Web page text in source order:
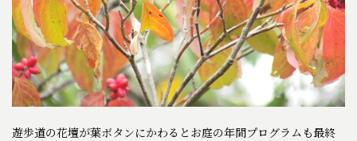
遊歩道の花壇が葉ボタンにかわるとお庭の年間プログラムも最終